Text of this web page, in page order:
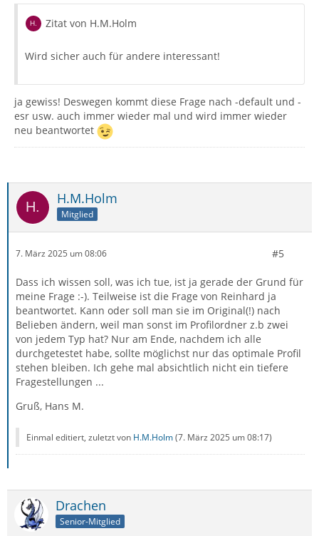
Zitat von H.M.Holm
Wird sicher auch für andere interessant!
ja gewiss! Deswegen kommt diese Frage nach -default und -
esr usw. auch immer wieder mal und wird immer wieder
neu beantwortet
H.M.Holm
Mitglied
7. März 2025 um 08:06 #5
Dass ich wissen soll, was ich tue, ist ja gerade der Grund für
meine Frage :-). Teilweise ist die Frage von Reinhard ja
beantwortet. Kann oder soll man sie im Original(!) nach
Belieben ändern, weil man sonst im Profilordner z.b zwei
von jedem Typ hat? Nur am Ende, nachdem ich alle
durchgetestet habe, sollte möglichst nur das optimale Profil
stehen bleiben. Ich gehe mal absichtlich nicht ein tiefere
Fragestellungen ...
Gruß, Hans M.
Einmal editiert, zuletzt von H.M.Holm(7. März 2025 um 08:17)
Drachen
Senior-Mitglied